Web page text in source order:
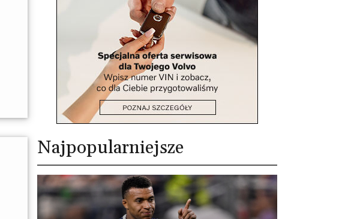
Najpopularniejsze